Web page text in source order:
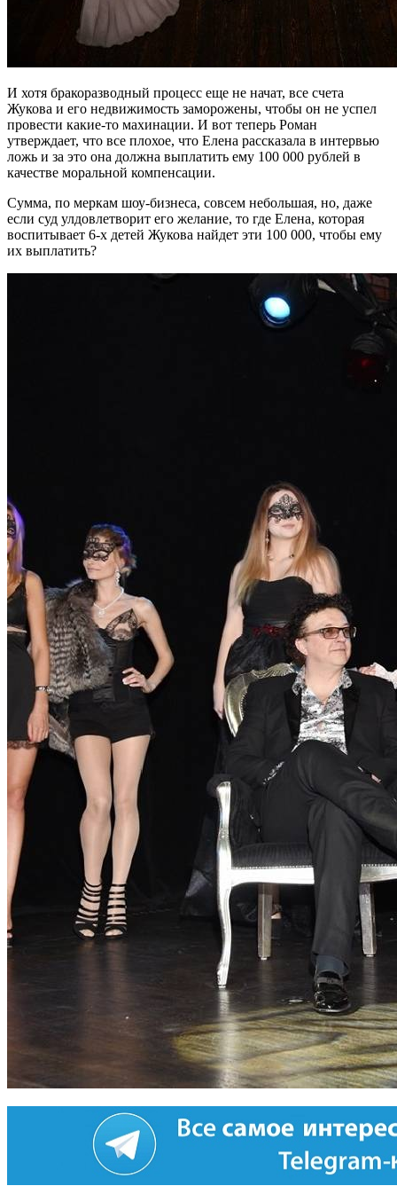
И хотя бракоразводный процесс еще не начат, все счета
Жукова и его недвижимость заморожены, чтобы он не успел
провести какие-то махинации. И вот теперь Роман
утверждает, что все плохое, что Елена рассказала в интервью
ложь и за это она должна выплатить ему 100 000 рублей в
качестве моральной компенсации.
Сумма, по меркам шоу-бизнеса, совсем небольшая, но, даже
если суд улдовлетворит его желание, то где Елена, которая
воспитывает 6-х детей Жукова найдет эти 100 000, чтобы ему
их выплатить?